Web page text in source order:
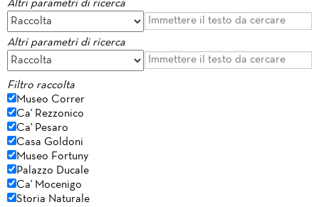
Altri parametri di ricerca
Altri parametri di ricerca
Filtro raccolta
Museo Correr
Ca' Rezzonico
Ca' Pesaro
Casa Goldoni
Museo Fortuny
Palazzo Ducale
Ca' Mocenigo
Storia Naturale